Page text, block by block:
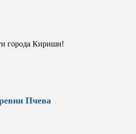
города Кириши!
Пчева